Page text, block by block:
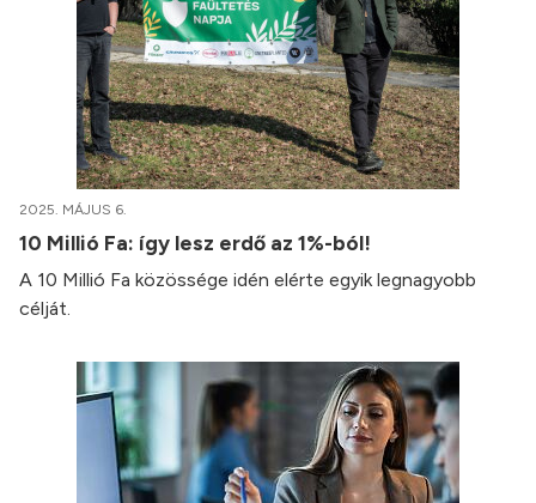
2025. MÁJUS 6.
10 Millió Fa: így lesz erdő az 1%-ból!
A 10 Millió Fa közössége idén elérte egyik legnagyobb
célját.